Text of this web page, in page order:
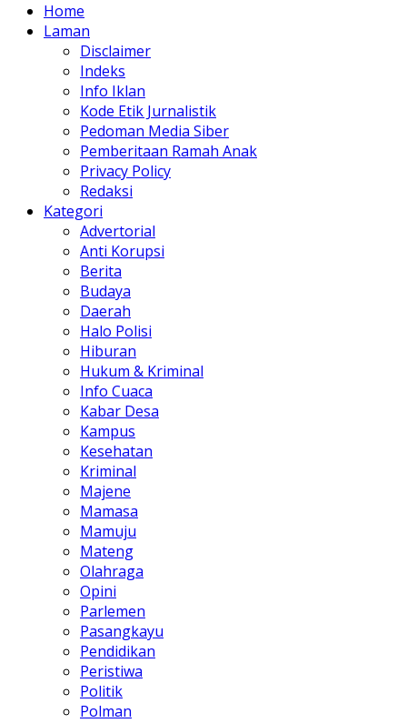
Home
Laman
Disclaimer
Indeks
Info Iklan
Kode Etik Jurnalistik
Pedoman Media Siber
Pemberitaan Ramah Anak
Privacy Policy
Redaksi
Kategori
Advertorial
Anti Korupsi
Berita
Budaya
Daerah
Halo Polisi
Hiburan
Hukum & Kriminal
Info Cuaca
Kabar Desa
Kampus
Kesehatan
Kriminal
Majene
Mamasa
Mamuju
Mateng
Olahraga
Opini
Parlemen
Pasangkayu
Pendidikan
Peristiwa
Politik
Polman